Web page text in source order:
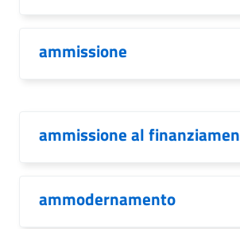
ammissione
ammissione al
ammodernamento